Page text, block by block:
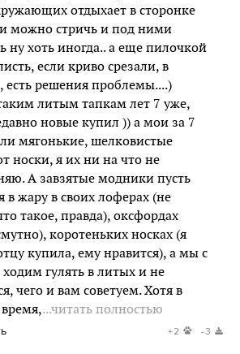
отдыхает в сторонке
можно стричь и под ними
ну хоть иногда.. а еще пилочкой
если криво срезали, в
решения проблемы....)
литым тапкам лет 7 уже,
новые купил )) а мои за 7
мягонькие, шелковистые
носки, я их ни на что не
А завзятые модники пусть
в жару в своих лоферах (не
такое, правда), оксфордах
коротеньких носках (я
купила, ему нравится), а мы с
гулять в литых и не
чего и вам советуем. Хотя в
...читать полностью
+2 -3